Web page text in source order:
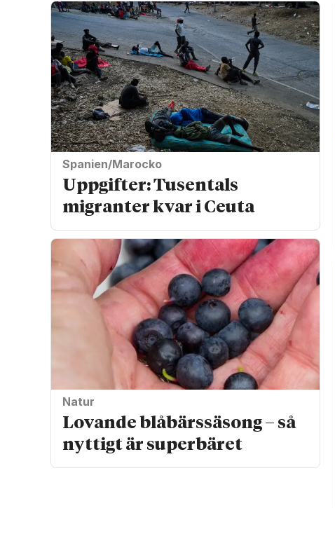
Spanien/Marocko
Uppgifter: Tusentals
migranter kvar i Ceuta
Natur
Lovande blåbärssäsong – så
nyttigt är superbäret